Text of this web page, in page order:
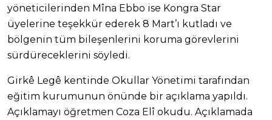
yöneticilerinden Mîna Ebbo ise Kongra Star
üyelerine teşekkür ederek 8 Mart’ı kutladı ve
bölgenin tüm bileşenlerini koruma görevlerini
sürdüreceklerini söyledi.
Girkê Legê kentinde Okullar Yönetimi tarafından
eğitim kurumunun önünde bir açıklama yapıldı.
Açıklamayı öğretmen Coza Elî okudu. Açıklamada